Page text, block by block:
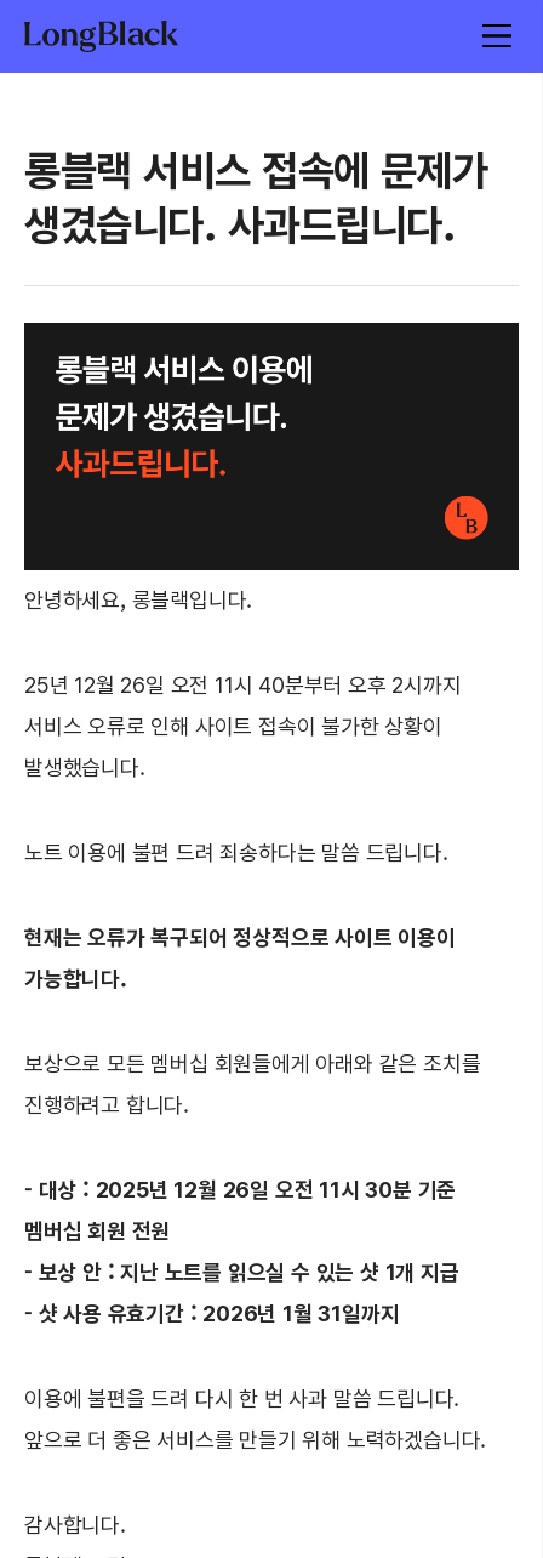
롱블랙 서비스 접속에 문제가
생겼습니다. 사과드립니다.
안녕하세요, 롱블랙입니다.
25년 12월 26일 오전 11시 40분부터 오후 2시까지
서비스 오류로 인해 사이트 접속이 불가한 상황이
발생했습니다.
노트 이용에 불편 드려 죄송하다는 말씀 드립니다.
현재는 오류가 복구되어 정상적으로 사이트 이용이
가능합니다.
보상으로 모든 멤버십 회원들에게 아래와 같은 조치를
진행하려고 합니다.
- 대상 : 2025년 12월 26일 오전 11시 30분 기준
멤버십 회원 전원
- 보상 안 : 지난 노트를 읽으실 수 있는 샷 1개 지급
- 샷 사용 유효기간 : 2026년 1월 31일까지
이용에 불편을 드려 다시 한 번 사과 말씀 드립니다.
앞으로 더 좋은 서비스를 만들기 위해 노력하겠습니다.
감사합니다.